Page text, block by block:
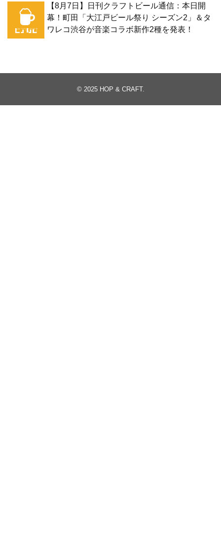
【8月7日】日刊クラフトビール通信：本日開
幕！町田「大江戸ビール祭り シーズン2」＆タ
ワレコ渋谷が音楽コラボ新作2種を発表！
© 2025 HOP & CRAFT.